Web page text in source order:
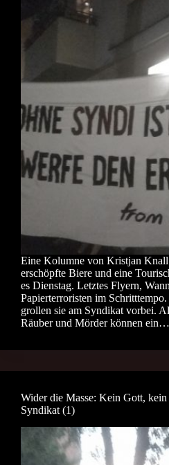
Eine Kolumne von Kristjan
erschöpfte Biere und eine
es Dienstag. Letztes Flyern,
Papierterroristen im
grollen sie am Syndikat vorbei.
Räuber und Mörder können ein…
Wider die Masse: Kein Gott, kein
Syndikat (1)